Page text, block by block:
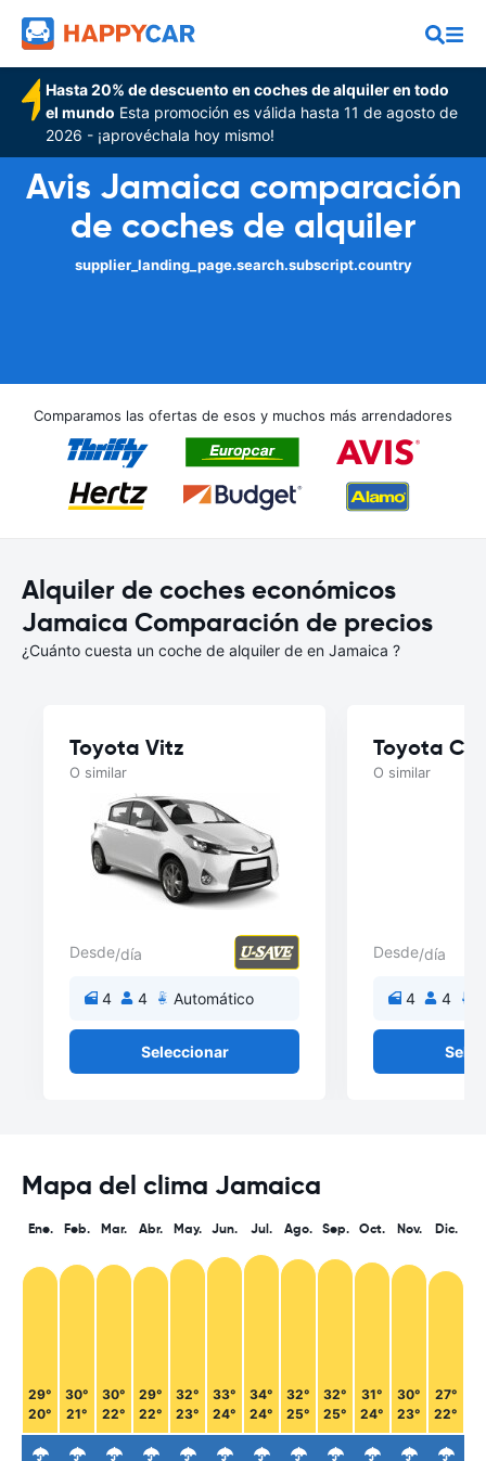
Hasta 20% de descuento en coches de alquiler en todo
el mundo Esta promoción es válida hasta 11 de agosto de
2026 - ¡aprovéchala hoy mismo!
Avis Jamaica comparación
de coches de alquiler
supplier_landing_page.search.subscript.country
Comparamos las ofertas de esos y muchos más arrendadores
Alquiler de coches económicos
Jamaica Comparación de precios
¿Cuánto cuesta un coche de alquiler de en Jamaica ?
Toyota Vitz
O similar
Desde/día
4 4 Automático
Seleccionar
Toyota
O similar
Desde/día
4 4
Mapa del clima Jamaica
Ene.
29°
20°
Feb.
30°
21°
Mar.
30°
22°
Abr.
29°
22°
May.
32°
23°
Jun.
33°
24°
Jul.
34°
24°
Ago.
32°
25°
Sep.
32°
25°
Oct.
31°
24°
Nov.
30°
23°
Dic.
27°
22°